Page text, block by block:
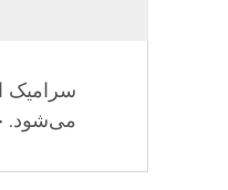
سرامیک
می‌شود.